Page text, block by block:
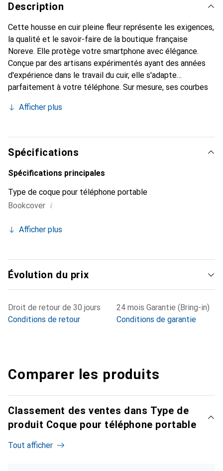
Description
Cette housse en cuir pleine fleur représente les exigences,
la qualité et le savoir-faire de la boutique française
Noreve. Elle protège votre smartphone avec élégance.
Conçue par des artisans expérimentés ayant des années
d'expérience dans le travail du cuir, elle s'adapte
parfaitement à votre téléphone. Sur mesure, ses courbes
devient l'accessoire chic et indispensable pour votre
produits de haute qualité, la marque Noreve est un choix
fiable pour une clientèle exigeante.
Afficher plus
Spécifications
Spécifications principales
Type de coque pour téléphone portable
Bookcover i
Afficher plus
Évolution du prix
Droit de retour de 30 jours
Conditions de retour
24 mois Garantie (Bring-in)
Conditions de garantie
Comparer les produits
Classement des ventes dans Type de
produit Coque pour téléphone portable
Tout afficher